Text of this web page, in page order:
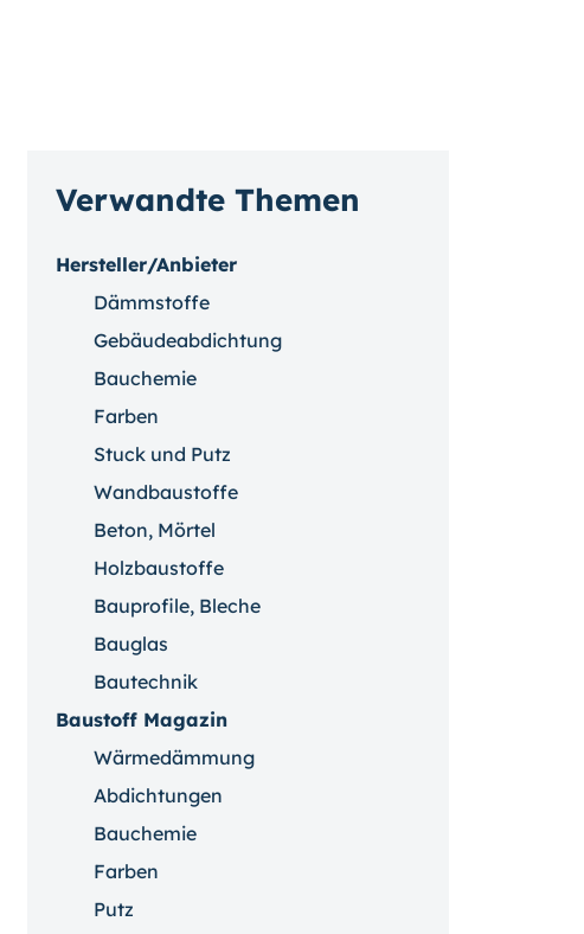
Verwandte Themen
Hersteller/Anbieter
Dämmstoffe
Gebäudeabdichtung
Bauchemie
Farben
Stuck und Putz
Wandbaustoffe
Beton, Mörtel
Holzbaustoffe
Bauprofile, Bleche
Bauglas
Bautechnik
Baustoff Magazin
Wärmedämmung
Abdichtungen
Bauchemie
Farben
Putz